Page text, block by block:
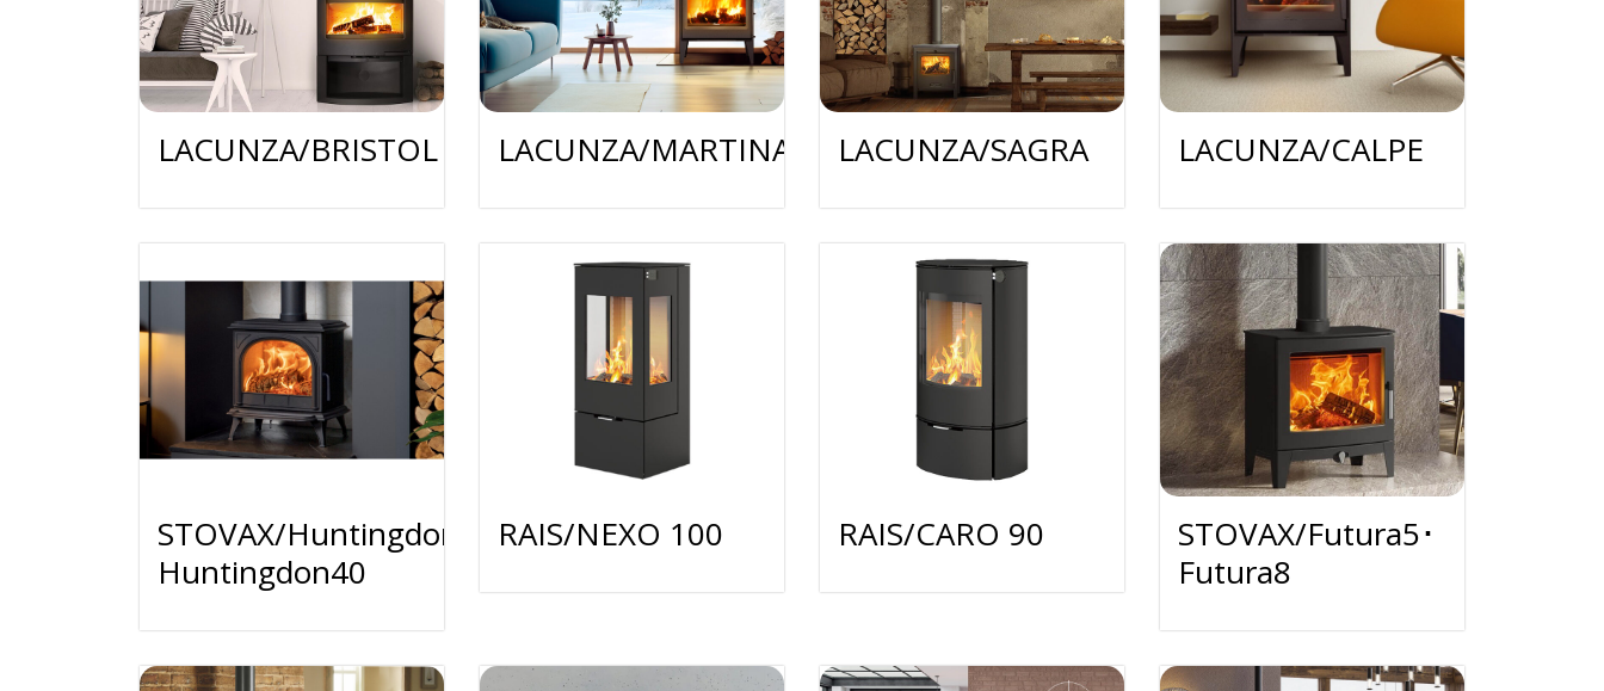
LACUNZA/BRISTOL LACUNZA/MARTINA LACUNZA/SAGRA LACUNZA/CALPE
STOVAX/Huntingdon30･
Huntingdon40
RAIS/NEXO 100 RAIS/CARO 90
STOVAX/Futura5･
Futura8